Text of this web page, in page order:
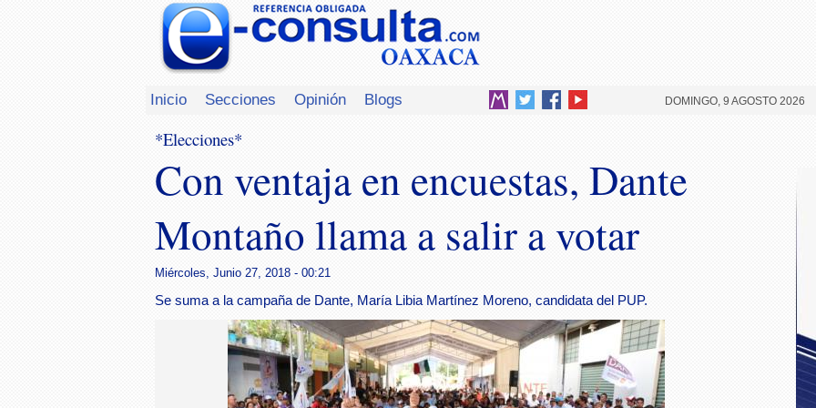
Inicio Secciones Opinión Blogs DOMINGO, 9 AGOSTO 2026
*Elecciones*
Con ventaja en encuestas, Dante
Montaño llama a salir a votar
Miércoles, Junio 27, 2018 - 00:21
Se suma a la campaña de Dante, María Libia Martínez Moreno, candidata del PUP.